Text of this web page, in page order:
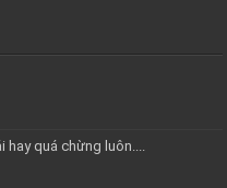
quá chừng luôn....